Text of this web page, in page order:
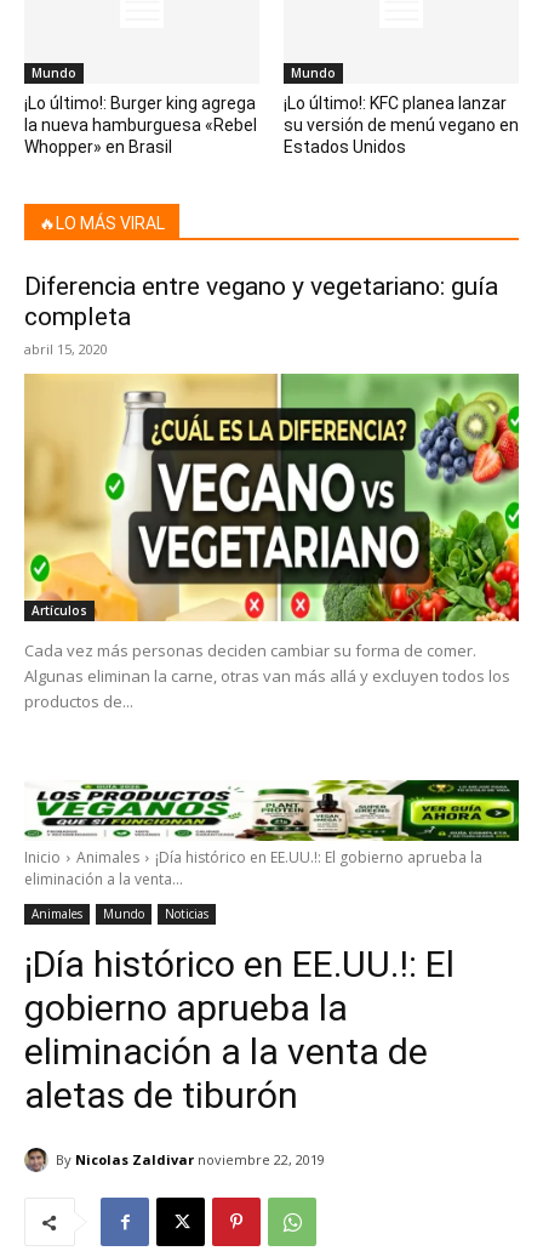
Mundo
¡Lo último!: Burger king agrega
la nueva hamburguesa «Rebel
Whopper» en Brasil
Mundo
¡Lo último!: KFC planea lanzar
su versión de menú vegano en
Estados Unidos
🔥LO MÁS VIRAL
Diferencia entre vegano y vegetariano: guía
completa
abril 15, 2020
Artículos
Cada vez más personas deciden cambiar su forma de comer.
Algunas eliminan la carne, otras van más allá y excluyen todos los
productos de...